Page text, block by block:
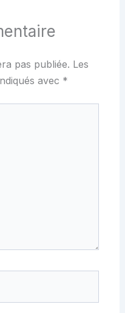
pas publiée. Les
avec *